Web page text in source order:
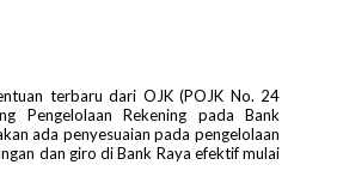
terbaru dari OJK (POJK No. 24
Pengelolaan Rekening pada Bank
ada penyesuaian pada pengelolaan
dan giro di Bank Raya efektif mulai